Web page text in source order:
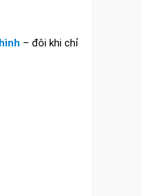
– đôi khi chỉ